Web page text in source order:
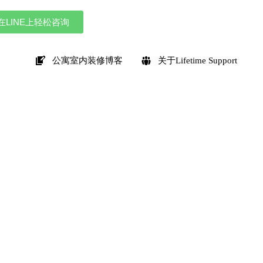
LINE上轻松咨询
公寓室内装修博客 关于Lifetime Support